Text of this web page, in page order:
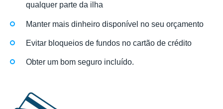
qualquer parte da ilha
Manter mais dinheiro disponível no seu orçamento
Evitar bloqueios de fundos no cartão de crédito
Obter um bom seguro incluído.